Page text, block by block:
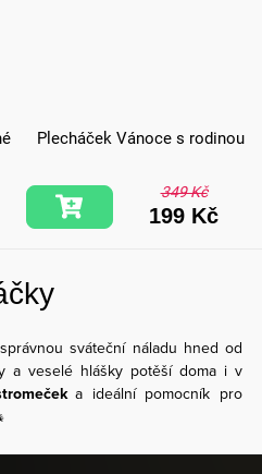
Plecháček Vánoce s rodinou
349 Kč
199 Kč
sváteční náladu hned od
a veselé hlášky potěší doma i v
a ideální pomocník pro